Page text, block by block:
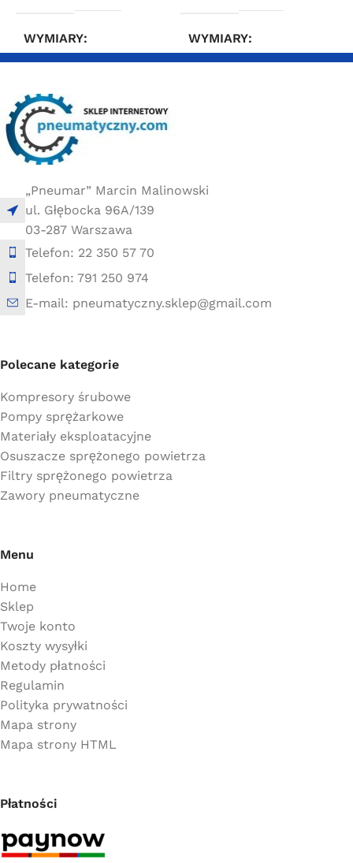
WYMIARY WYMIARY
„Pneumar” Marcin Malinowski
ul. Głębocka 96A/139
03-287 Warszawa
Telefon: 22 350 57 70
Telefon: 791 250 974
E-mail: pneumatyczny.sklep@gmail.com
Polecane kategorie
Kompresory śrubowe
Pompy sprężarkowe
Materiały eksploatacyjne
Osuszacze sprężonego powietrza
Filtry sprężonego powietrza
Zawory pneumatyczne
Menu
Home
Sklep
Twoje konto
Koszty wysyłki
Metody płatności
Regulamin
Polityka prywatności
Mapa strony
Mapa strony HTML
Płatności